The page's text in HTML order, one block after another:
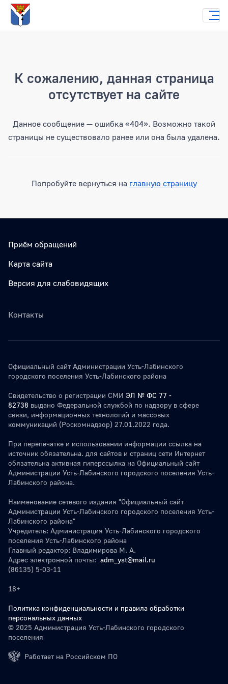
К сожалению, данная страница
отсутствует на сайте
Данное сообщение — ошибка «404». Возможно такой
страницы не существовало ранее или она была удалена.
Попробуйте вернуться на главную страницу
Приём обращений
Карта сайта
Версия для слабовидящих
Контакты
Официальный сайт Администрации Усть-Лабинского
городского поселения Усть-Лабинского района
Свидетельство о регистрации СМИ ЭЛ № ФС 77 -
82738 выдано Федеральной службой по надзору в сфере
связи, информационных технологий и массовых
коммуникаций (Роскомнадзор) 27.01.2022 года.
При перепечатке и использовании информации ссылка на
источник обязательна. для сайтов и страниц сети Интернет
обязательна активная гиперссылка на Официальный сайт
Администрации Усть-Лабинского городского поселения Усть-
Лабинского района.
Наименование сетевого издания "Официальный сайт
Администрации Усть-Лабинского городского поселения Усть-
Лабинского района"
Учредитель: Администрация Усть-Лабинского городского
поселения Усть-Лабинского района
Главный редактор: Владимирова М. А.
Адрес электронной почты: adm_yst@mail.ru
(86135) 5-03-11
18+
Политика конфиденциальности и правила обработки
персональных данных
© 2025 Администрация Усть-Лабинского городского
поселения
Работает на Российском ПО